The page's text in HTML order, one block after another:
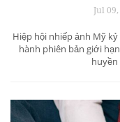
Jul
Hiệp hội nhiếp ảnh Mỹ
hành phiên bản giới hạn
huyền